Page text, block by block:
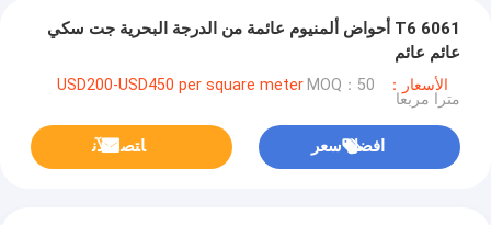
6061 T6 أحواض ألمنيوم عائمة من الدرجة البحرية جت سكي
عائم عائم
الأسعار：USD200-USD450 per square meter MOQ：50
مترا مربعا
افضل سعر ﺎﺘﺼﻟ ﺍﻶﻧ